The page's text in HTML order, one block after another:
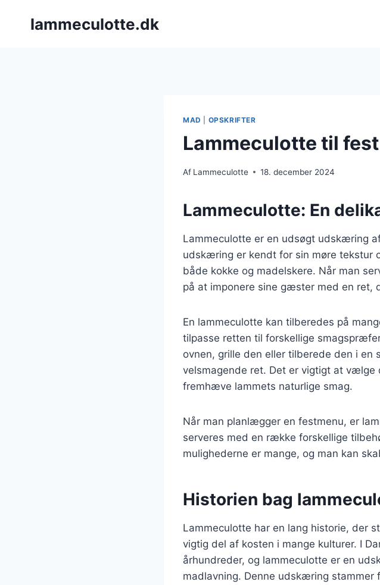
lammeculotte.dk
MAD OPSKRIFTER
Lammeculotte til
Af Lammeculotte 18. december 2024
Lammeculotte: En
Lammeculotte er en udsøgt udskæring
udskæring er kendt for sin møre tekstur
både kokke og madelskere. Når man
på at imponere sine gæster med en ret,
En lammeculotte kan tilberedes på
tilpasse retten til forskellige
ovnen, grille den eller tilberede den i
velsmagende ret. Det er vigtigt at
fremhæve lammets naturlige smag.
Når man planlægger en festmenu, er
serveres med en række forskellige
mulighederne er mange, og man kan
Historien bag
Lammeculotte har en lang historie, der
vigtig del af kosten i mange kulturer. I
århundreder, og lammeculotte er en
madlavning. Denne udskæring